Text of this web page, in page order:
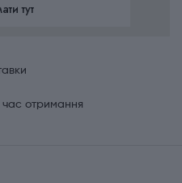
тут
отримання